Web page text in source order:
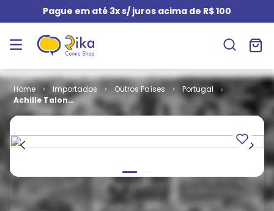
Pague em até 3x s/ juros acima de R$ 100
Importados Outros Países
Portugal
Achille Talon -
Ainda Não